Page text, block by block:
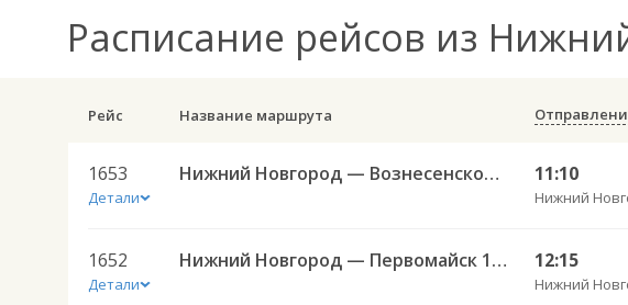
Расписание рейсов из
Рейс Название маршрута
1653
Детали
Нижний Новгород — Вознесенское 1653 11:10
1652
Детали
Нижний Новгород — Первомайск 1652 12:15